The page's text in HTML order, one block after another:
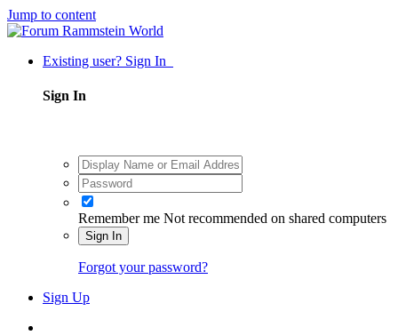
Jump to content
Existing user? Sign In
Sign In
Remember me Not recommended on shared computers
Sign In
Forgot your password?
Sign Up